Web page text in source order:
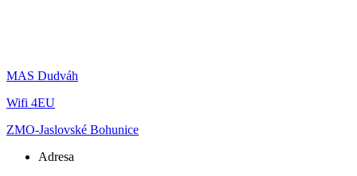
MAS Dudváh
Wifi 4EU
ZMO-Jaslovské Bohunice
Adresa